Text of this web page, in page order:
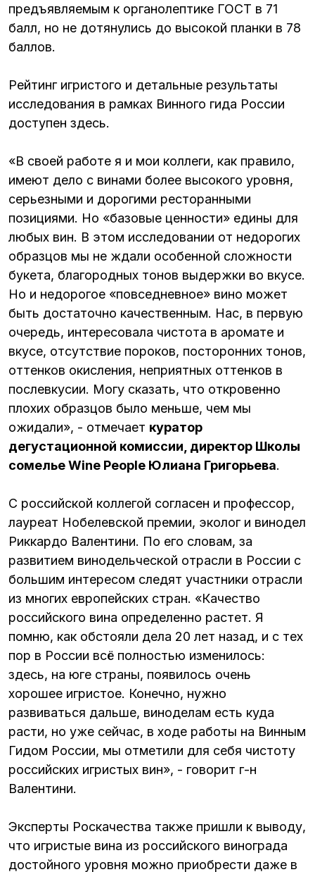
предъявляемым к органолептике ГОСТ в 71
балл, но не дотянулись до высокой планки в 78
баллов.
Рейтинг игристого и детальные результаты
исследования в рамках Винного гида России
доступен здесь.
«В своей работе я и мои коллеги, как правило,
имеют дело с винами более высокого уровня,
серьезными и дорогими ресторанными
позициями. Но «базовые ценности» едины для
любых вин. В этом исследовании от недорогих
образцов мы не ждали особенной сложности
букета, благородных тонов выдержки во вкусе.
Но и недорогое «повседневное» вино может
быть достаточно качественным. Нас, в первую
очередь, интересовала чистота в аромате и
вкусе, отсутствие пороков, посторонних тонов,
оттенков окисления, неприятных оттенков в
послевкусии. Могу сказать, что откровенно
плохих образцов было меньше, чем мы
ожидали», - отмечает куратор
дегустационной комиссии, директор Школы
сомелье Wine People Юлиана Григорьева.
С российской коллегой согласен и профессор,
лауреат Нобелевской премии, эколог и винодел
Риккардо Валентини. По его словам, за
развитием винодельческой отрасли в России с
большим интересом следят участники отрасли
из многих европейских стран. «Качество
российского вина определенно растет. Я
помню, как обстояли дела 20 лет назад, и с тех
пор в России всё полностью изменилось:
здесь, на юге страны, появилось очень
хорошее игристое. Конечно, нужно
развиваться дальше, виноделам есть куда
расти, но уже сейчас, в ходе работы на Винным
Гидом России, мы отметили для себя чистоту
российских игристых вин», - говорит г-н
Валентини.
Эксперты Роскачества также пришли к выводу,
что игристые вина из российского винограда
достойного уровня можно приобрести даже в